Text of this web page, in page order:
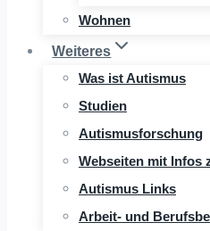
Wohnen
Weiteres
Was ist Autismus
Studien
Autismusforschung
Webseiten mit Infos
Autismus Links
Arbeit- und